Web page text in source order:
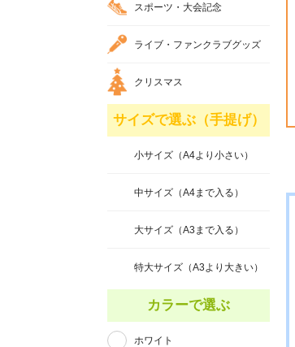
スポーツ・大会記念
ライブ・ファンクラブグッズ
クリスマス
サイズで選ぶ（手提げ）
小サイズ（A4より小さい）
中サイズ（A4まで入る）
大サイズ（A3まで入る）
特大サイズ（A3より大きい）
カラーで選ぶ
ホワイト